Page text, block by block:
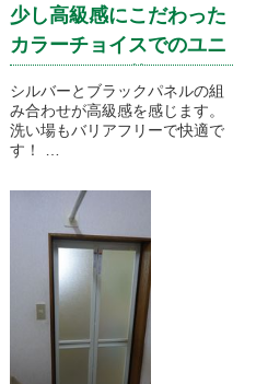
少し高級感にこだわった
カラーチョイスでのユニ
シルバーとブラックパネルの組
み合わせが高級感を感じます。
洗い場もバリアフリーで快適で
す！